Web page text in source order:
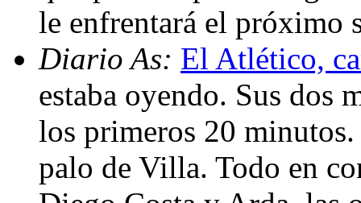
le enfrentará el
Diario As: El Atlético,
estaba oyendo. Sus dos
los primeros 20
palo de Villa. Todo en